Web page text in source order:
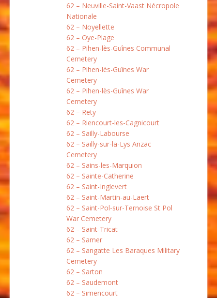
62 – Neuville-Saint-Vaast Nécropole
Nationale
62 – Noyellette
62 – Oye-Plage
62 – Pihen-lès-Guînes Communal
Cemetery
62 – Pihen-lès-Guînes War
Cemetery
62 – Pihen-lès-Guînes War
Cemetery
62 – Rety
62 – Riencourt-les-Cagnicourt
62 – Sailly-Labourse
62 – Sailly-sur-la-Lys Anzac
Cemetery
62 – Sains-les-Marquion
62 – Sainte-Catherine
62 – Saint-Inglevert
62 – Saint-Martin-au-Laert
62 – Saint-Pol-sur-Ternoise St Pol
War Cemetery
62 – Saint-Tricat
62 – Samer
62 – Sangatte Les Baraques Military
Cemetery
62 – Sarton
62 – Saudemont
62 – Simencourt